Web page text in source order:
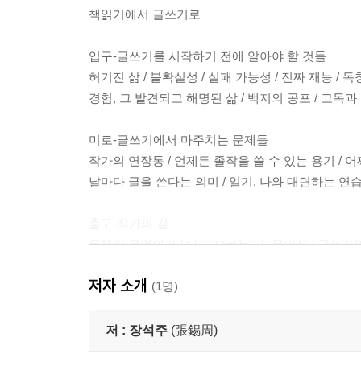
책읽기에서 글쓰기로
입구-글쓰기를 시작하기 전에 알아야 할 것들
허기진 삶 / 불확실성 / 실패 가능성 / 진짜 재능 / 독
경험, 그 발견되고 해명된 삶 / 백지의 공포 / 고독과
미로-글쓰기에서 마주치는 문제들
작가의 연장통 / 언제든 졸작을 쓸 수 있는 용기 /
날마다 글을 쓴다는 의미 / 일기, 나와 대면하는 연
문체란 무엇인가 / 나도 모르는 나, 무의식 / 글쓰기
광장-글쓰기 스타일
스타일이란 무엇인가
저자 소개 (1명)
저 : 장석주 (張錫周)